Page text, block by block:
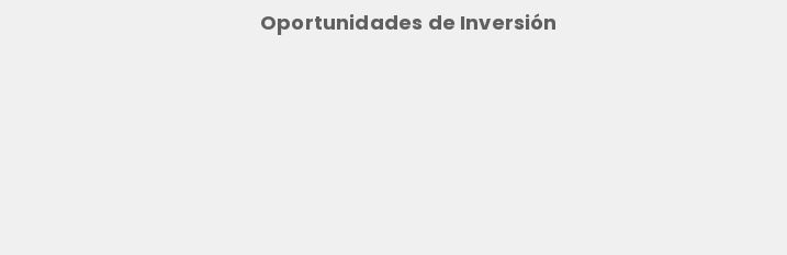
Oportunidades de Inversión